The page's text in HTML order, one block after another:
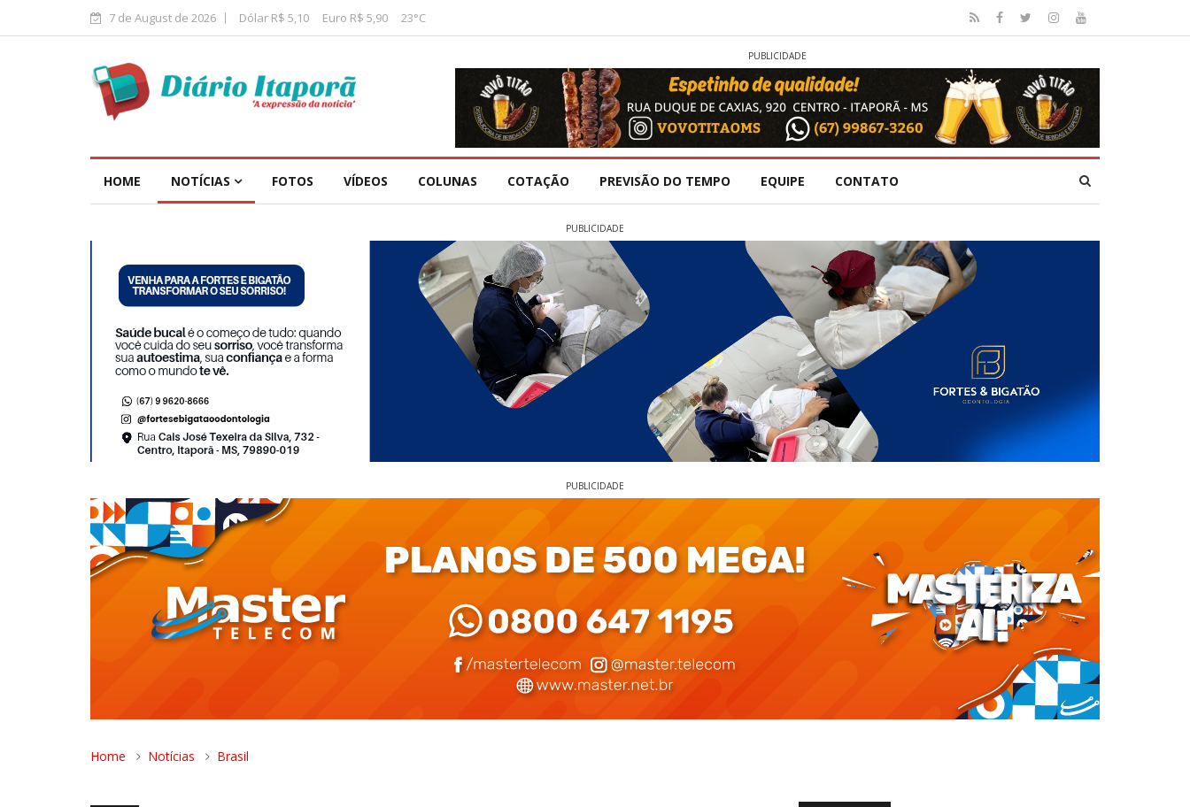
7 de August de 2026 Dólar R$ 5,10 Euro R$ 5,90 23°C
PUBLICIDADE
HOME NOTÍCIAS FOTOS VÍDEOS COLUNAS COTAÇÃO PREVISÃO DO TEMPO EQUIPE CONTATO
PUBLICIDADE
PUBLICIDADE
Home Notícias Brasil